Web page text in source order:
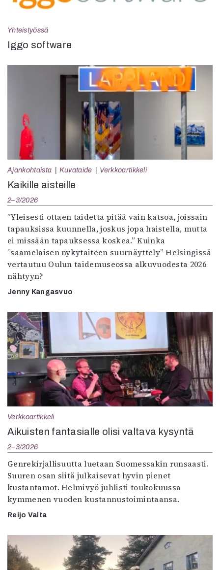
Yhteistyössä
Iggo software
Ajankohtaista Kuvataide Verkkoartikkeli
Kaikille aisteille
2–3/2026
”Yleisesti ottaen taidetta pitää vain katsoa, joissain
tapauksissa kuunnella, joskus jopa haistella, mutta
ei missään tapauksessa koskea.” Kuinka
”saamelaisen nykytaiteen suurnäyttely” Helsingissä
vertautuu Oulun taidemuseossa alkuvuodesta 2026
nähtyyn?
Jenny Kangasvuo
Verkkoartikkeli
Aikuisten fantasialle olisi valtava kysyntä
2–3/2026
Genrekirjallisuutta luetaan Suomessakin runsaasti.
Suuren osan siitä julkaisevat hyvin pienet
kustantamot. Helmivyö juhlisti toukokuussa
kymmenen vuoden kustannustoimintaansa.
Reijo Valta